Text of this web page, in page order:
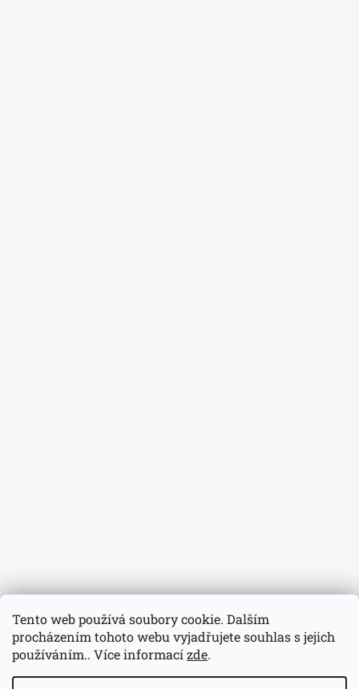
Tento web používá soubory cookie. Dalším
procházením tohoto webu vyjadřujete souhlas s jejich
používáním.. Více informacízde.